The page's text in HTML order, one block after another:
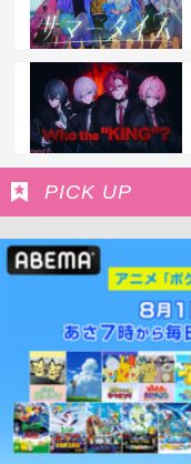
PICK UP